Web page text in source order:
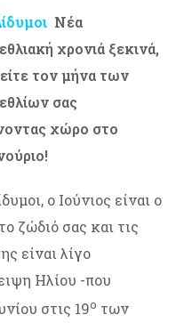
Νέα
χρονιά ξεκινά,
τον μήνα των
σας
χώρο στο
ο Ιούνιος είναι ο
ζώδιό σας και τις
είναι λίγο
Ηλίου -που
στις 19ο των